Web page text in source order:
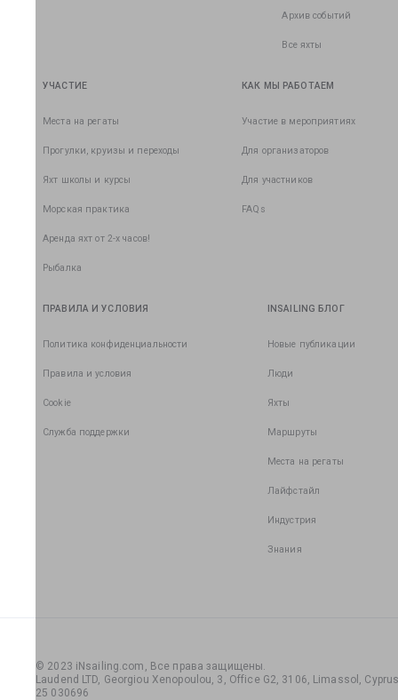
Архив событий
Все яхты
УЧАСТИЕ
Места на регаты
Прогулки, круизы и переходы
Яхт школы и курсы
Морская практика
Аренда яхт от 2-х часов!
Рыбалка
КАК МЫ РАБОТАЕМ
Участие в мероприятиях
Для организаторов
Для участников
FAQs
ПРАВИЛА И УСЛОВИЯ
Политика конфиденциальности
Правила и условия
Cookie
Служба поддержки
INSAILING БЛОГ
Новые публикации
Люди
Яхты
Маршруты
Места на регаты
Лайфстайл
Индустрия
Знания
© 2023 iNsailing.com, Все права защищены.
Laudend LTD, Georgiou Xenopoulou, 3, Office G2, 3106, Limassol,
25 030696